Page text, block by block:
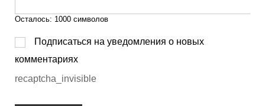
Осталось: 1000 символов
Подписаться на уведомления о новых
комментариях
recaptcha_invisible